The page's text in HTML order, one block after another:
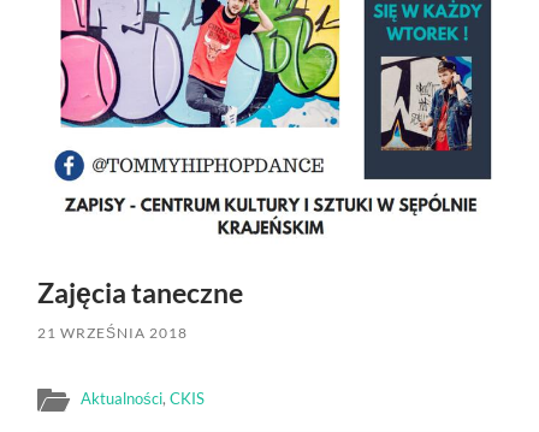
Zajęcia taneczne
21 WRZEŚNIA 2018
Aktualności,CKIS